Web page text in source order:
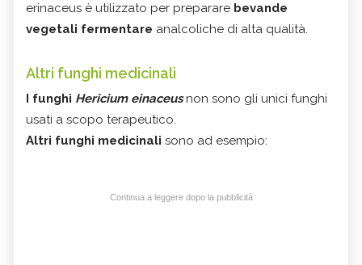
erinaceus è utilizzato per preparare bevande
vegetali fermentare analcoliche di alta qualità.
Altri funghi medicinali
I funghi Hericium einaceus non sono gli unici funghi
usati a scopo terapeutico.
Altri funghi medicinali sono ad esempio:
Continua a leggere dopo la pubblicità